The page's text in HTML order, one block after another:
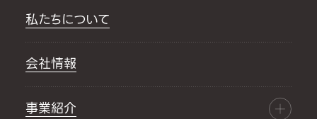
私たちについて
会社情報
事業紹介